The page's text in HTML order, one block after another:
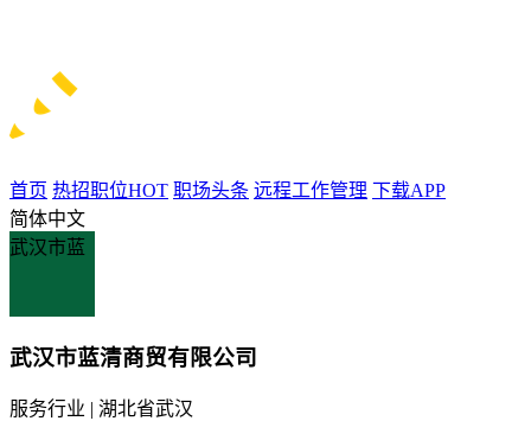
首页 热招职位HOT 职场头条 远程工作管理 下载APP
简体中文
武汉市蓝
武汉市蓝清商贸有限公司
服务行业 | 湖北省武汉